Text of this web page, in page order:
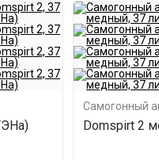
Самогонный
Domspirt 2